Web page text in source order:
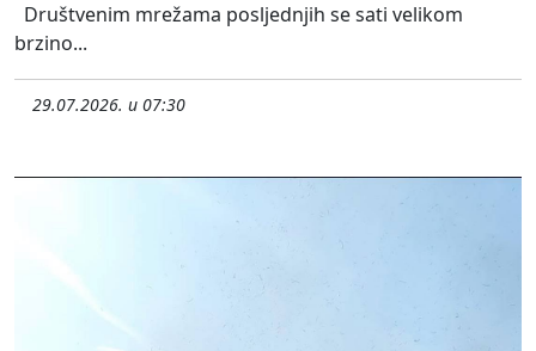
Društvenim mrežama posljednjih se sati velikom
brzino...
29.07.2026. u 07:30